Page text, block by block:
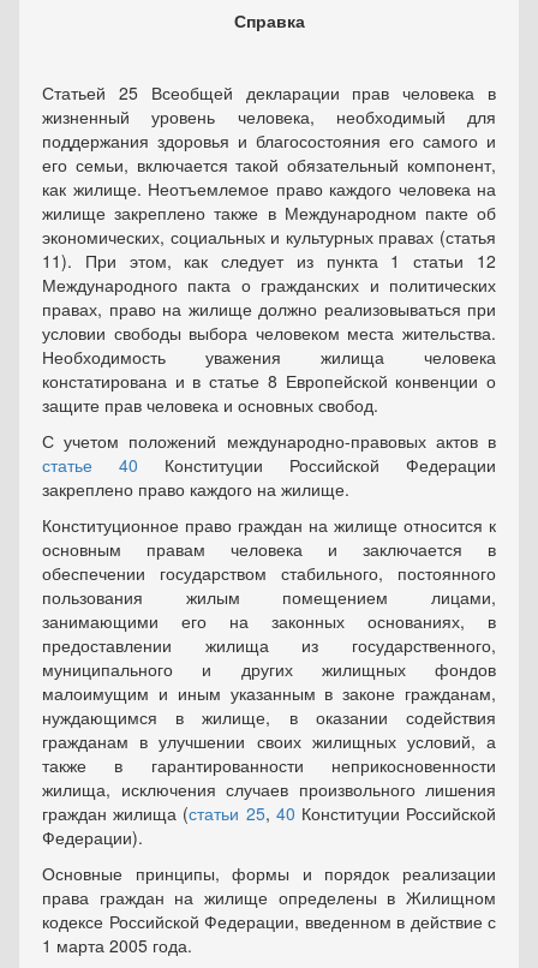
Справка
Статьей 25 Всеобщей декларации прав человека в
жизненный уровень человека, необходимый для
поддержания здоровья и благосостояния его самого и
его семьи, включается такой обязательный компонент,
как жилище. Неотъемлемое право каждого человека на
жилище закреплено также в Международном пакте об
экономических, социальных и культурных правах (статья
11). При этом, как следует из пункта 1 статьи 12
Международного пакта о гражданских и политических
правах, право на жилище должно реализовываться при
условии свободы выбора человеком места жительства.
Необходимость уважения жилища человека
констатирована и в статье 8 Европейской конвенции о
защите прав человека и основных свобод.
С учетом положений международно-правовых актов в
статье 40 Конституции Российской Федерации
закреплено право каждого на жилище.
Конституционное право граждан на жилище относится к
основным правам человека и заключается в
обеспечении государством стабильного, постоянного
пользования жилым помещением лицами,
занимающими его на законных основаниях, в
предоставлении жилища из государственного,
муниципального и других жилищных фондов
малоимущим и иным указанным в законе гражданам,
нуждающимся в жилище, в оказании содействия
гражданам в улучшении своих жилищных условий, а
также в гарантированности неприкосновенности
жилища, исключения случаев произвольного лишения
граждан жилища (статьи 25, 40 Конституции Российской
Федерации).
Основные принципы, формы и порядок реализации
права граждан на жилище определены в Жилищном
кодексе Российской Федерации, введенном в действие с
1 марта 2005 года.